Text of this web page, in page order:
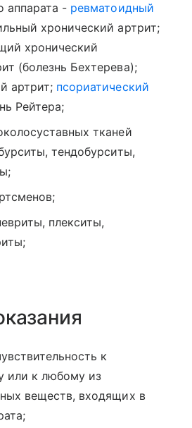
аппарата - ревматоидный
хронический артрит;
хронический
(болезнь Бехтерева);
артрит; псориатический
Рейтера;
тканей
тендобурситы,
плекситы,
к
или к любому из
веществ, входящих в